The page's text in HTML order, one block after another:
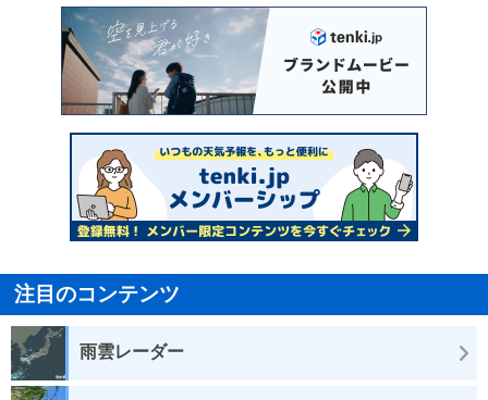
注目のコンテンツ
雨雲レーダー